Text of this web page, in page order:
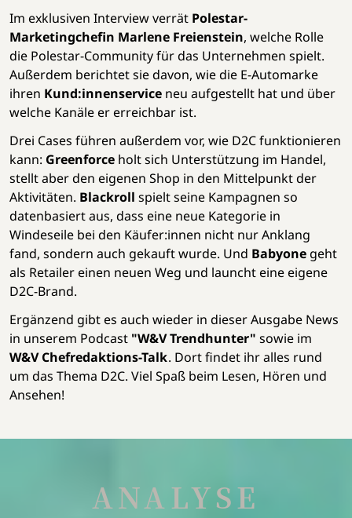
Im exklusiven Interview verrät Polestar-
Marketingchefin Marlene Freienstein, welche Rolle
die Polestar-Community für das Unternehmen spielt.
Außerdem berichtet sie davon, wie die E-Automarke
ihren Kund:innenservice neu aufgestellt hat und über
welche Kanäle er erreichbar ist.
Drei Cases führen außerdem vor, wie D2C funktionieren
kann: Greenforce holt sich Unterstützung im Handel,
stellt aber den eigenen Shop in den Mittelpunkt der
Aktivitäten. Blackroll spielt seine Kampagnen so
datenbasiert aus, dass eine neue Kategorie in
Windeseile bei den Käufer:innen nicht nur Anklang
fand, sondern auch gekauft wurde. Und Babyone geht
als Retailer einen neuen Weg und launcht eine eigene
D2C-Brand.
Ergänzend gibt es auch wieder in dieser Ausgabe News
in unserem Podcast "W&V Trendhunter" sowie im
W&V Chefredaktions-Talk. Dort findet ihr alles rund
um das Thema D2C. Viel Spaß beim Lesen, Hören und
Ansehen!
ANALYSE